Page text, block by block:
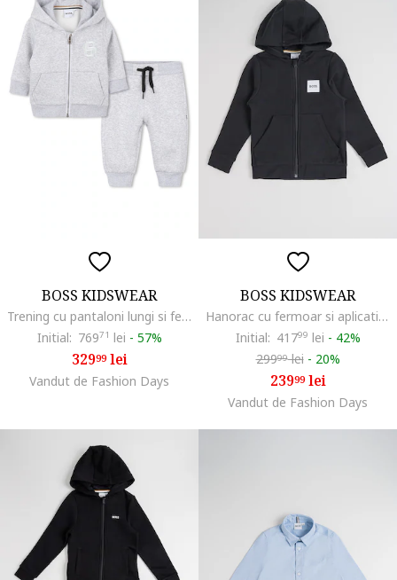
BOSS KIDSWEAR
Trening cu pantaloni lungi si fermoar, Gri melange
Initial: 76971 lei - 57%
32999lei
Vandut de Fashion Days
BOSS KIDSWEAR
Hanorac cu fermoar si aplicatie logo, Negru
Initial: 41799 lei - 42%
29999lei - 20%
23999lei
Vandut de Fashion Days